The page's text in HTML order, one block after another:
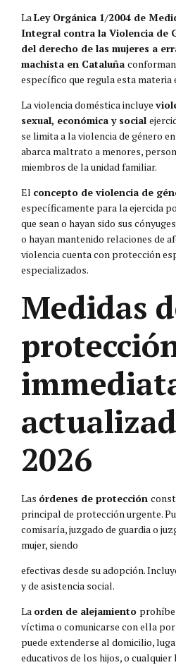
La Ley Orgánica 1/2004 de
Integral contra la Violencia de
del derecho de las mujeres a
machista en Cataluña
específico que regula esta
La violencia doméstica incluye
sexual, económica y social
se limita a la violencia de género
abarca maltrato a menores,
miembros de la unidad familiar.
El concepto de violencia de
específicamente para la ejercida
que sean o hayan sido sus
o hayan mantenido relaciones de
violencia cuenta con protección
especializados.
Medidas
2026
Las órdenes de protección
principal de protección urgente.
comisaría, juzgado de guardia o
mujer, siendo
efectivas desde su adopción.
y de asistencia social.
La orden de alejamiento prohíbe
víctima o comunicarse con ella
puede extenderse al domicilio,
educativos de los hijos, o